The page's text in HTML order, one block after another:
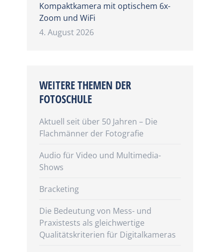
Kompaktkamera mit optischem 6x-
Zoom und WiFi
4. August 2026
WEITERE THEMEN DER
FOTOSCHULE
Aktuell seit über 50 Jahren – Die
Flachmänner der Fotografie
Audio für Video und Multimedia-
Shows
Bracketing
Die Bedeutung von Mess- und
Praxistests als gleichwertige
Qualitätskriterien für Digitalkameras